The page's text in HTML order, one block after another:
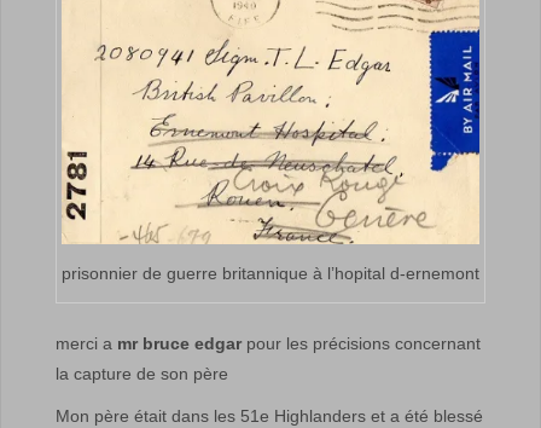
prisonnier de guerre britannique à l’hopital d-ernemont
merci a mr bruce edgarpour les précisions concernant
la capture de son père
Mon père était dans les 51e Highlanders et a été blessé